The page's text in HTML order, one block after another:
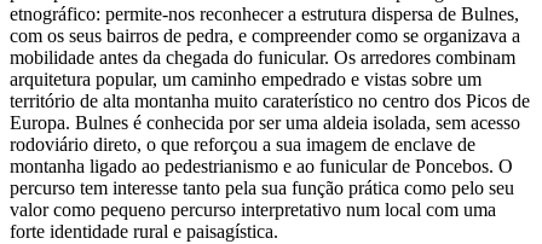
etnográfico: permite-nos reconhecer a estrutura dispersa de Bulnes,
com os seus bairros de pedra, e compreender como se organizava a
mobilidade antes da chegada do funicular. Os arredores combinam
arquitetura popular, um caminho empedrado e vistas sobre um
território de alta montanha muito caraterístico no centro dos Picos de
Europa. Bulnes é conhecida por ser uma aldeia isolada, sem acesso
rodoviário direto, o que reforçou a sua imagem de enclave de
montanha ligado ao pedestrianismo e ao funicular de Poncebos. O
percurso tem interesse tanto pela sua função prática como pelo seu
valor como pequeno percurso interpretativo num local com uma
forte identidade rural e paisagística.